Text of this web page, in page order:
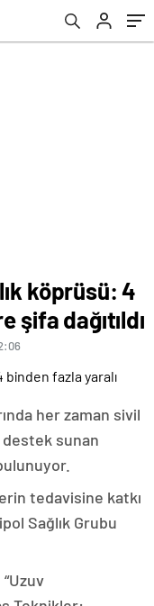
köprüsü: 4
şifa dağıtıldı
her zaman sivil
destek sunan
tedavisine katkı
Sağlık Grubu